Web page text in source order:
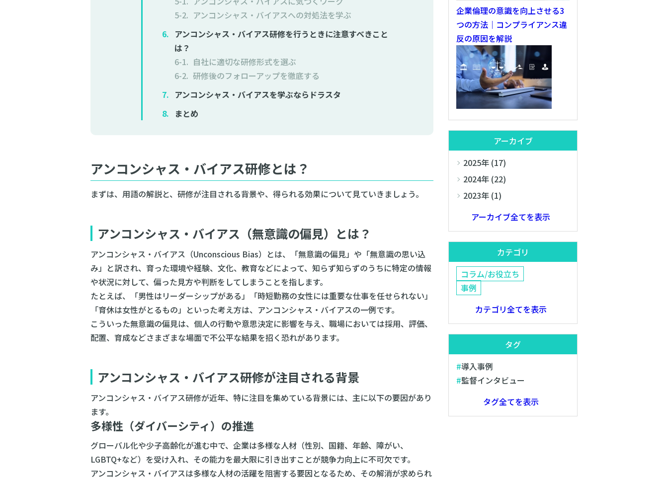
アンコンシャス・バイアスへの対処法を学ぶ
アンコンシャス・バイアス研修を行うときに注意すべきこと
は？
自社に適切な研修形式を選ぶ
研修後のフォローアップを徹底する
アンコンシャス・バイアスを学ぶならドラスタ
まとめ
アンコンシャス・バイアス研修とは？
まずは、用語の解説と、研修が注目される背景や、得られる効果について見ていきましょう。
アンコンシャス・バイアス（無意識の偏見）とは？
アンコンシャス・バイアス（Unconscious Bias）とは、「無意識の偏見」や「無意識の思い込
み」と訳され、育った環境や経験、文化、教育などによって、知らず知らずのうちに特定の情報
や状況に対して、偏った見方や判断をしてしまうことを指します。
たとえば、「男性はリーダーシップがある」「時短勤務の女性には重要な仕事を任せられない」
「育休は女性がとるもの」といった考え方は、アンコンシャス・バイアスの一例です。
こういった無意識の偏見は、個人の行動や意思決定に影響を与え、職場においては採用、評価、
配置、育成などさまざまな場面で不公平な結果を招く恐れがあります。
アンコンシャス・バイアス研修が注目される背景
アンコンシャス・バイアス研修が近年、特に注目を集めている背景には、主に以下の要因があり
ます。
多様性（ダイバーシティ）の推進
グローバル化や少子高齢化が進む中で、企業は多様な人材（性別、国籍、年齢、障がい、
LGBTQ+など）を受け入れ、その能力を最大限に引き出すことが競争力向上に不可欠です。
アンコンシャス・バイアスは多様な人材の活躍を阻害する要因となるため、その解消が求められ
企業倫理の意識を向上させる3
つの方法｜コンプライアンス違
反の原因を解説
アーカイブ
2025年 (17)
2024年 (22)
2023年 (1)
アーカイブ全てを表示
カテゴリ
コラム/お役立ち
事例
カテゴリ全てを表示
タグ
導入事例
監督インタビュー
タグ全てを表示